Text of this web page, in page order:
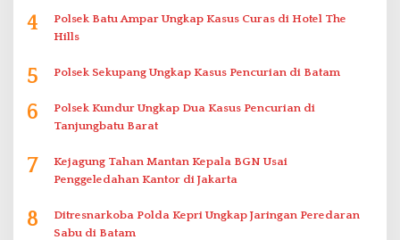
4
Polsek Batu Ampar Ungkap Kasus Curas di Hotel The
Hills
5 Polsek Sekupang Ungkap Kasus Pencurian di Batam
6
Polsek Kundur Ungkap Dua Kasus Pencurian di
Tanjungbatu Barat
7
Kejagung Tahan Mantan Kepala BGN Usai
Penggeledahan Kantor di Jakarta
8
Ditresnarkoba Polda Kepri Ungkap Jaringan Peredaran
Sabu di Batam